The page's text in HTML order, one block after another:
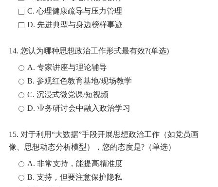
C. 心理健康疏导与压力管理
D. 先进典型与身边榜样事迹
14. 您认为哪种思想政治工作形式最有效?(单选)
A. 专家讲座与理论辅导
B. 参观红色教育基地/现场教学
C. 沉浸式微党课/短视频
D. 业务研讨会中融入政治学习
15. 对于利用“大数据”手段开展思想政治工作（如党员画
像、思想动态分析模型），您的态度是?（单选）
A. 非常支持，能提高精准度
B. 支持，但要注意保护隐私